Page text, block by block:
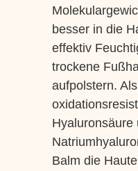
besser in die
effektiv
trockene
aufpolstern.
Hyaluronsäure
Balm die